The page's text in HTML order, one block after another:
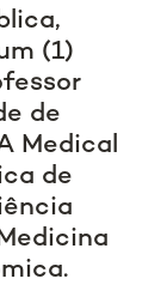
(1)
de
Medical
de